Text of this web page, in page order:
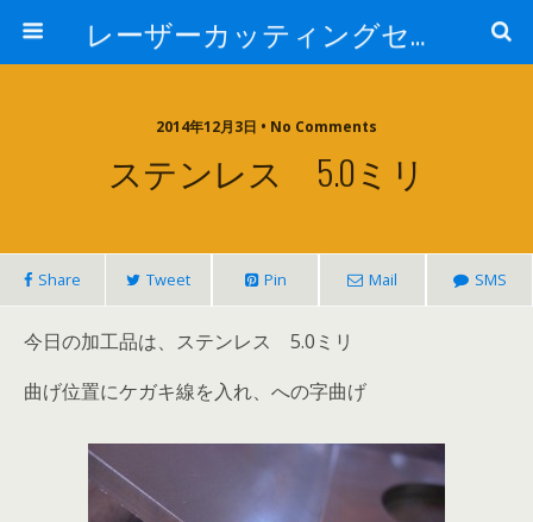
レーザーカッティングセンター 株式会社 中本鉄工所
2014年12月3日 • No Comments
ステンレス 5.0ミリ
Share Tweet Pin Mail SMS
今日の加工品は、ステンレス 5.0ミリ
曲げ位置にケガキ線を入れ、への字曲げ